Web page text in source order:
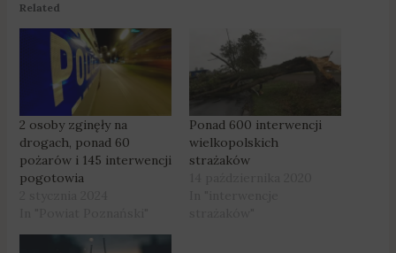
Related
2 osoby zginęły na
drogach, ponad 60
pożarów i 145 interwencji
pogotowia
Ponad 600 interwencji
wielkopolskich
strażaków